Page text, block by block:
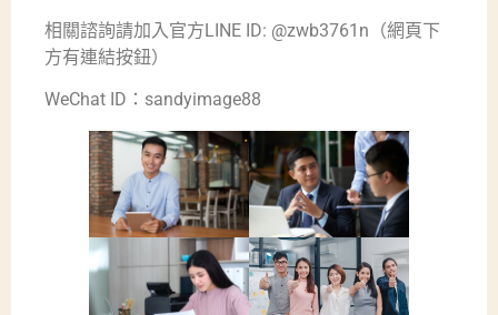
相關諮詢請加入官方LINE ID: @zwb3761n（網頁下
方有連結按鈕）
WeChat ID：sandyimage88